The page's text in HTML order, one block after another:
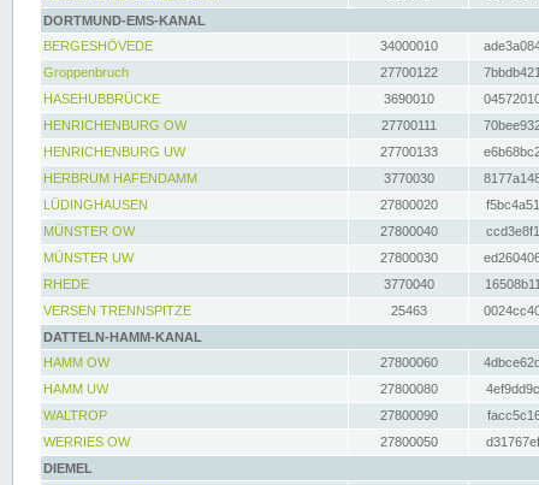
DORTMUND-EMS-KANAL
BERGESHÖVEDE
34000010
Groppenbruch
27700122
HASEHUBBRÜCKE
3690010
HENRICHENBURG OW
27700111
HENRICHENBURG UW
27700133
HERBRUM HAFENDAMM
3770030
LÜDINGHAUSEN
27800020
MÜNSTER OW
27800040
MÜNSTER UW
27800030
RHEDE
3770040
VERSEN TRENNSPITZE
25463
DATTELN-HAMM-KANAL
HAMM OW
27800060
HAMM UW
27800080
WALTROP
27800090
WERRIES OW
27800050
DIEMEL